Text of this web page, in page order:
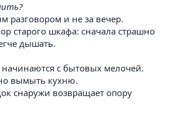
разговором и не за вечер.
старого шкафа: сначала страшно
дышать.
с бытовых мелочей.
вымыть кухню.
снаружи возвращает опору